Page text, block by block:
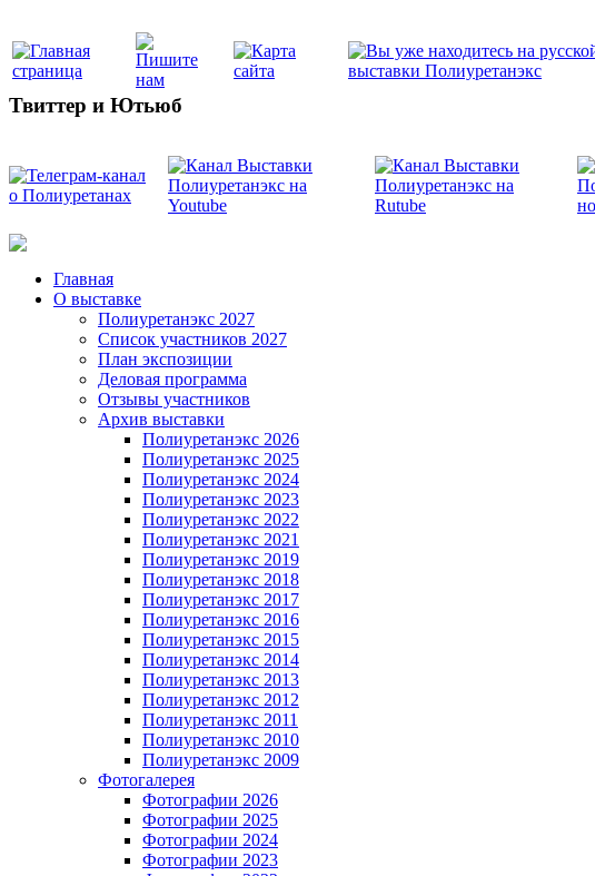
Твиттер и Ютьюб
Главная
О выставке
Полиуретанэкс 2027
Список участников 2027
План экспозиции
Деловая программа
Отзывы участников
Архив выставки
Полиуретанэкс 2026
Полиуретанэкс 2025
Полиуретанэкс 2024
Полиуретанэкс 2023
Полиуретанэкс 2022
Полиуретанэкс 2021
Полиуретанэкс 2019
Полиуретанэкс 2018
Полиуретанэкс 2017
Полиуретанэкс 2016
Полиуретанэкс 2015
Полиуретанэкс 2014
Полиуретанэкс 2013
Полиуретанэкс 2012
Полиуретанэкс 2011
Полиуретанэкс 2010
Полиуретанэкс 2009
Фотогалерея
Фотографии 2026
Фотографии 2025
Фотографии 2024
Фотографии 2023